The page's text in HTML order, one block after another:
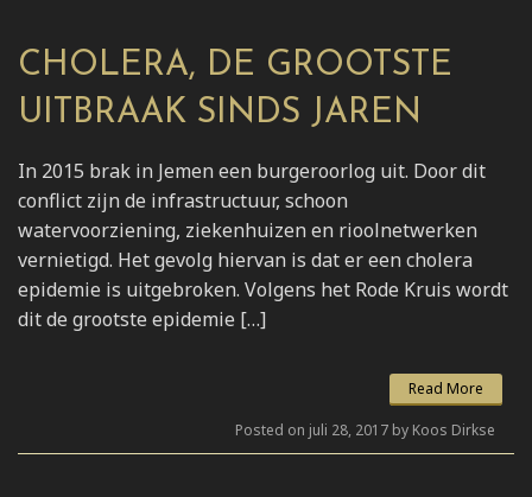
CHOLERA, DE GROOTSTE
UITBRAAK SINDS JAREN
In 2015 brak in Jemen een burgeroorlog uit. Door dit
conflict zijn de infrastructuur, schoon
watervoorziening, ziekenhuizen en rioolnetwerken
vernietigd. Het gevolg hiervan is dat er een cholera
epidemie is uitgebroken. Volgens het Rode Kruis wordt
dit de grootste epidemie […]
Read More
Posted on juli 28, 2017 by Koos Dirkse